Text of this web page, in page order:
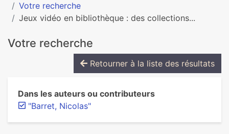
Votre recherche
Jeux vidéo en bibliothèque : des collections...
Votre recherche
Retourner à la liste des résultats
Dans les auteurs ou contributeurs
"Barret, Nicolas"